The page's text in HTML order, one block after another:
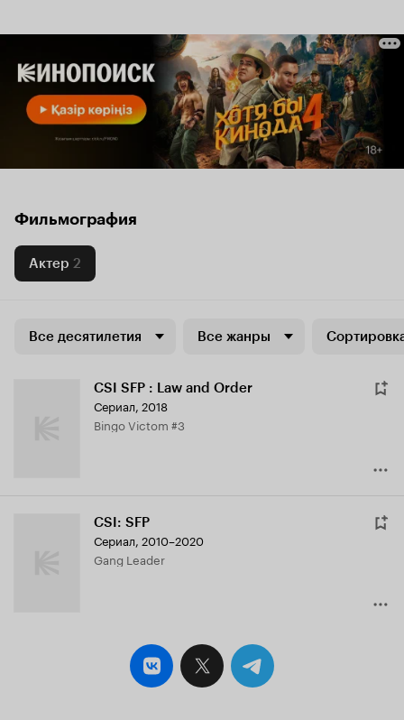
Фильмография
Актер 2
Все десятилетия Все жанры
CSI SFP : Law and Order
Сериал, 2018
Bingo Victom #3
CSI: SFP
Сериал, 2010–2020
Gang Leader